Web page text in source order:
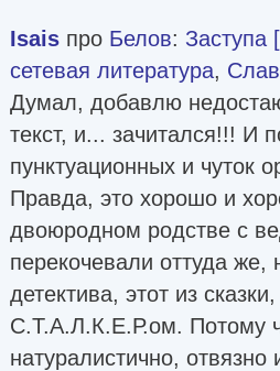
Isais про Белов: Заступа
сетевая литература,
Думал, добавлю
текст, и... зачитался!!! И
пунктуационных и чуток
Правда, это хорошо и
двоюродном родстве с
перекочевали оттуда же,
детектива, этот из
С.Т.А.Л.К.Е.Р.ом. Потому
натуралистично,